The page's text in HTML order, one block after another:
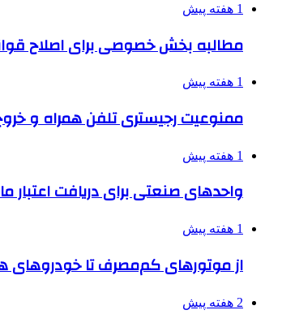
1 هفته پیش
مطالبه بخش خصوصی برای اصلاح
1 هفته پیش
ممنوعیت رجیستری تلفن همراه و
1 هفته پیش
واحدهای صنعتی برای دریافت اعتبار
1 هفته پیش
از موتورهای کم‌مصرف تا خودروهای
2 هفته پیش